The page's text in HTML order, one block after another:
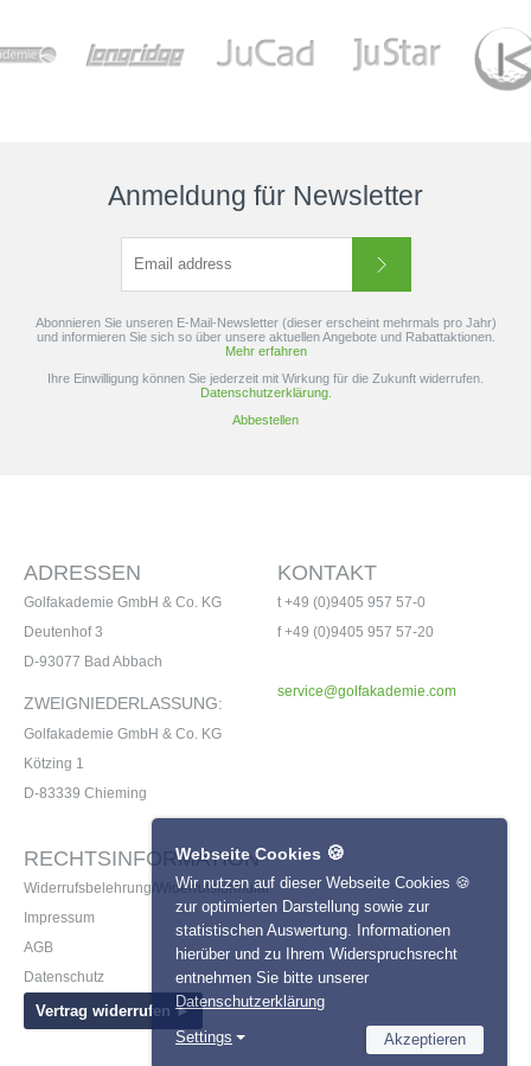
UVP €399,00
inkl. 19% MwSt.
Garmin Approach S70 - 42mm
inkl. 19% MwSt.
Bushnell Tour V6 Shift
Anmeldung für Newsletter
Abonnieren Sie unseren E-Mail-Newsletter (dieser erscheint mehrmals pro Jahr)
und informieren Sie sich so über unsere aktuellen Angebote und Rabattaktionen.
Mehr erfahren
Ihre Einwilligung können Sie jederzeit mit Wirkung für die Zukunft widerrufen.
Datenschutzerklärung.
Abbestellen
RECHTSINFORMATION
Widerrufsbelehrung/Widerrufsformular
Impressum
AGB
Datenschutz
Vertrag widerrufen ►
KONTAKT
t +49 (0)9405 957 57-0
f +49 (0)9405 957 57-20
service@golfakademie.com
ADRESSEN
Golfakademie GmbH & Co. KG
Deutenhof 3
D-93077 Bad Abbach
ZWEIGNIEDERLASSUNG:
Golfakademie GmbH & Co. KG
Kötzing 1
D-83339 Chieming
Webseite Cookies 🍪
Wir nutzen auf dieser Webseite Cookies 🍪
zur optimierten Darstellung sowie zur
statistischen Auswertung. Informationen
hierüber und zu Ihrem Widerspruchsrecht
entnehmen Sie bitte unserer
Datenschutzerklärung
Settings
Akzeptieren